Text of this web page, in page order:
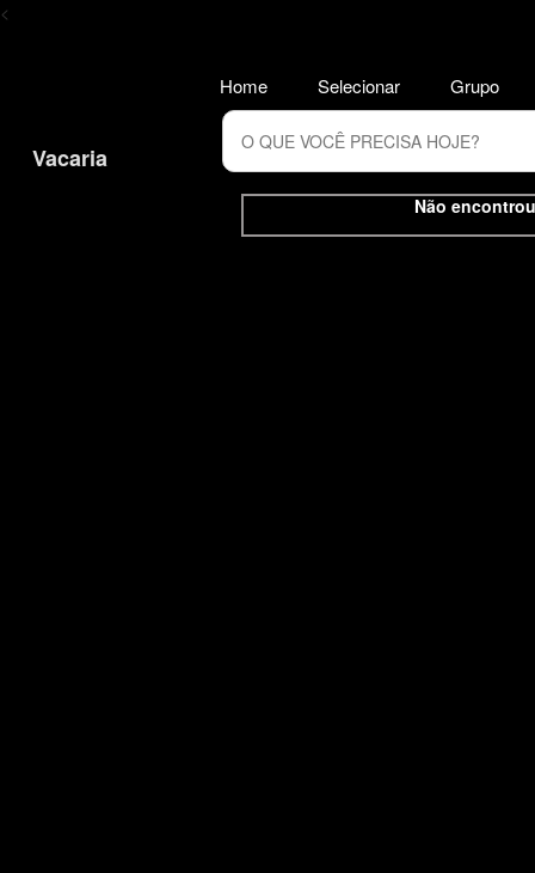
<
Vacaria
Não
Home Selecionar Grupo